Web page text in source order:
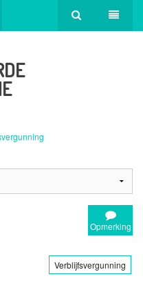
Opmerking
Verblijfsvergunning